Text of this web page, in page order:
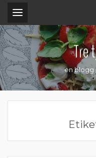
Tre
en blogg